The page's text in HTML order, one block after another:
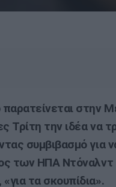
στην
Τρίτη την ιδέα να
συμβιβασμό για
των ΗΠΑ Ντόναλντ
τα σκουπίδια».